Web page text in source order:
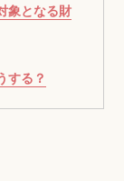
象となる財
する？